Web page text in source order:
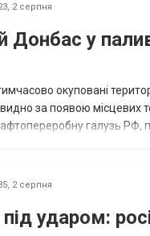
2 серпня
Донбас у
окуповані
за появою місцевих
галузь РФ,
2 серпня
ударом: